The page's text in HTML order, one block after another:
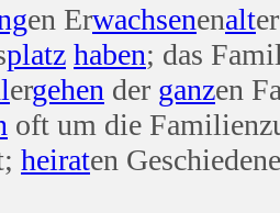
en Erwachsenenalt
platz haben; das
ergehen der ganzen
oft um die
heiraten